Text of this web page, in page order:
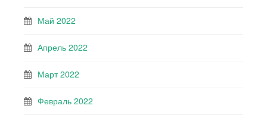
Май 2022
Апрель 2022
Март 2022
Февраль 2022